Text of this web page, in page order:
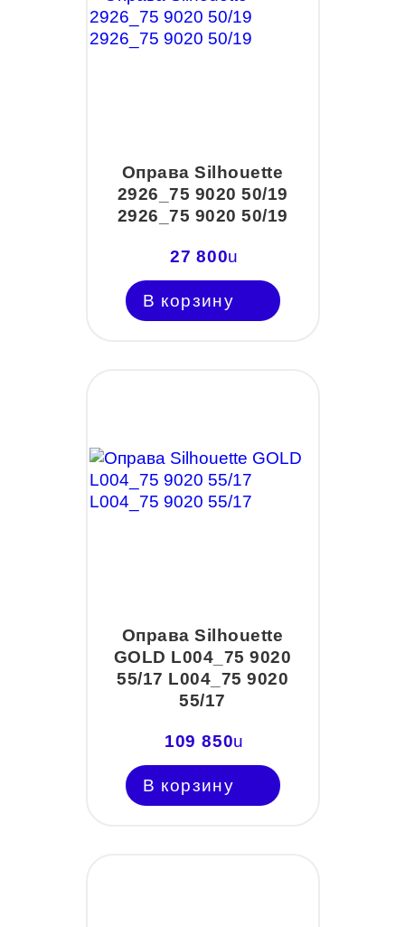
Оправа Silhouette
2926_75 9020 50/19
2926_75 9020 50/19
27 800u
В корзину
Оправа Silhouette
GOLD L004_75 9020
55/17 L004_75 9020
55/17
109 850u
В корзину